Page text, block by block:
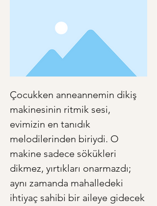
Çocukken anneannemin dikiş
makinesinin ritmik sesi,
evimizin en tanıdık
melodilerinden biriydi. O
makine sadece sökükleri
dikmez, yırtıkları onarmazdı;
aynı zamanda mahalledeki
ihtiyaç sahibi bir aileye gidecek